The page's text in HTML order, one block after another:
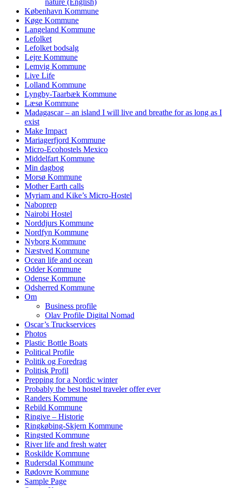
nature (English)
København Kommune
Køge Kommune
Langeland Kommune
Lefolket
Lefolket bodsalg
Lejre Kommune
Lemvig Kommune
Live Life
Lolland Kommune
Lyngby-Taarbæk Kommune
Læsø Kommune
Madagascar – an island I will live and breathe for as long as I
exist
Make Impact
Mariagerfjord Kommune
Micro-Ecohostels Mexico
Middelfart Kommune
Min dagbog
Morsø Kommune
Mother Earth calls
Myriam and Kike’s Micro-Hostel
Naboprep
Nairobi Hostel
Norddjurs Kommune
Nordfyn Kommune
Nyborg Kommune
Næstved Kommune
Ocean life and ocean
Odder Kommune
Odense Kommune
Odsherred Kommune
Om
Business profile
Olav Profile Digital Nomad
Oscar’s Truckservices
Photos
Plastic Bottle Boats
Political Profile
Politik og Foredrag
Politisk Profil
Prepping for a Nordic winter
Probably the best hostel traveler offer ever
Randers Kommune
Rebild Kommune
Ringive – Historie
Ringkøbing-Skjern Kommune
Ringsted Kommune
River life and fresh water
Roskilde Kommune
Rudersdal Kommune
Rødovre Kommune
Sample Page